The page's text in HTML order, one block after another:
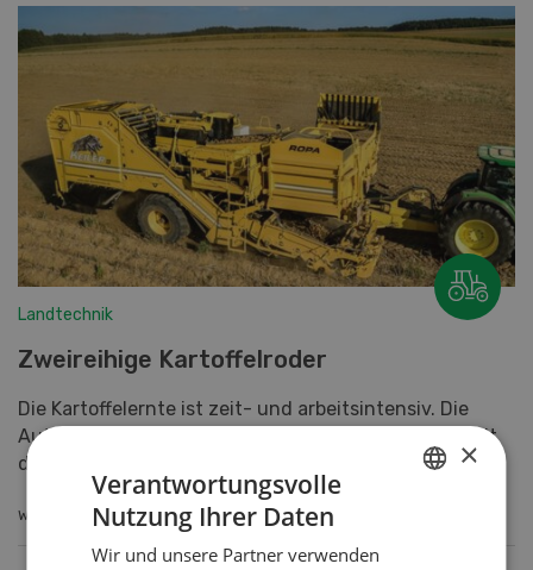
Landtechnik
Zweireihige Kartoffelroder
Die Kartoffelernte ist zeit- und arbeitsintensiv. Die
Automatisierung der Maschinen erleichtert die Arbeit
des Fahrers. Dank zahlreichen Optionen werden di...
WEITERLESEN
×
Verantwortungsvolle
Nutzung Ihrer Daten
Wir und unsere Partner verwenden